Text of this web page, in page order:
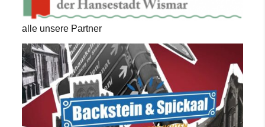
alle unsere Partner